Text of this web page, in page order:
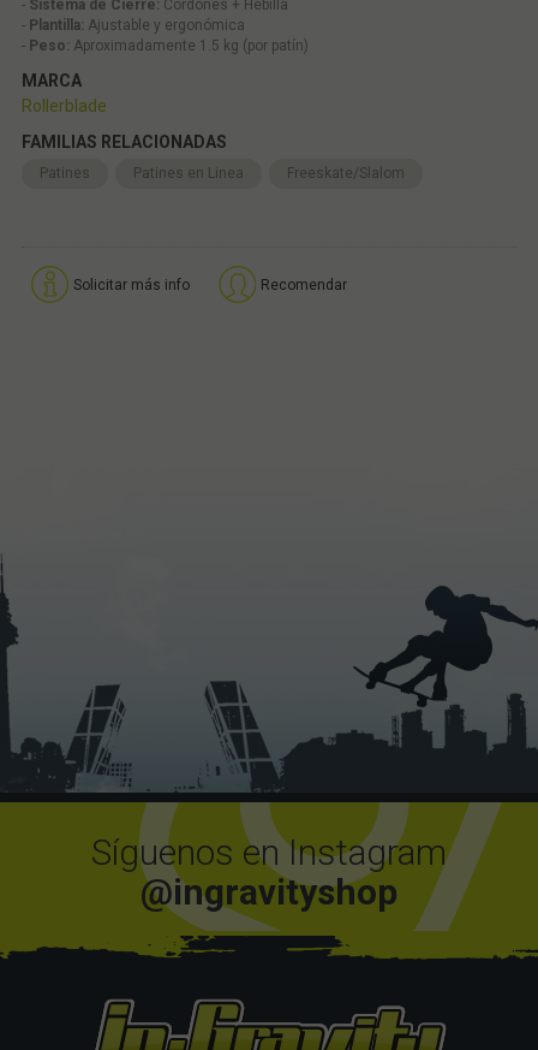
- Sistema de Cierre: Cordones + Hebilla
- Plantilla: Ajustable y ergonómica
- Peso: Aproximadamente 1.5 kg (por patín)
MARCA
Rollerblade
FAMILIAS RELACIONADAS
Patines Patines en Linea Freeskate/Slalom
Solicitar más info Recomendar
Síguenos en Instagram
@ingravityshop